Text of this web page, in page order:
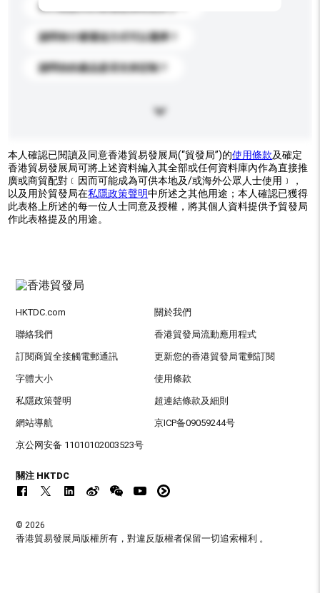
你們能提供的最優惠價格是多少？
請問有什麼運送方式可以選擇？
請問你的產品是否支持定制？
本人確認已閱讀及同意香港貿易發展局(“貿發局”)的使用條款及確定
香港貿易發展局可將上述資料編入其全部或任何資料庫內作為直接推
廣或商貿配對﹝因而可能成為可供本地及/或海外公眾人士使用﹞，
以及用於貿發局在私隱政策聲明中所述之其他用途；本人確認已獲得
此表格上所述的每一位人士同意及授權，將其個人資料提供予貿發局
作此表格提及的用途。
HKTDC.com 關於我們
聯絡我們 香港貿發局流動應用程式
訂閱商貿全接觸電郵通訊 更新您的香港貿發局電郵訂閱
字體大小 使用條款
私隱政策聲明 超連結條款及細則
網站導航 京ICP备09059244号
京公网安备 11010102003523号
關注 HKTDC
© 2026
香港貿易發展局版權所有，對違反版權者保留一切追索權利 。